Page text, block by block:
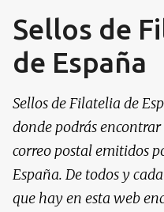
Ir al
Sellos de
de España
Sellos de Filatelia de
donde podrás encontrar
correo postal emitidos
España. De todos y
que hay en esta web